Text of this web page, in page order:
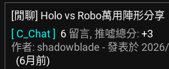
[閒聊] Holo vs Robo萬用陣形分享
[ C_Chat ] 6 留言, 推噓總分: +3
作者: shadowblade - 發表於
(6月前)